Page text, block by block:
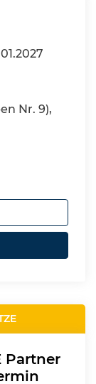
Nr. 9),
Partner